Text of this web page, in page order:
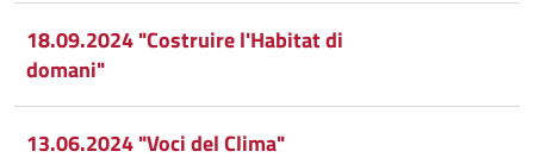
Facebook
Condividi
su
Condividi
18.09.2024 "Costruire l'Habitat di
domani"
13.06.2024 "Voci del Clima"